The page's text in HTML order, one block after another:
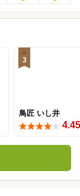
3
鳥匠 いし井
4.45